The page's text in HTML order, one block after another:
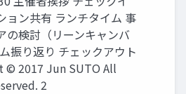
ョン共有 ランチタイム 事
の検討（リーンキャンバ
振り返り チェックアウト
© 2017 Jun SUTO All
2